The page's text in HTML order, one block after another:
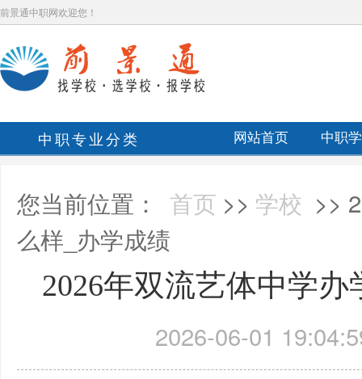
前景通中职网欢迎您！
中职专业分类 网站首页 中职
您当前位置： 首页 >> 学校 >>
么样_办学成绩
2026年双流艺体中学
2026-06-01